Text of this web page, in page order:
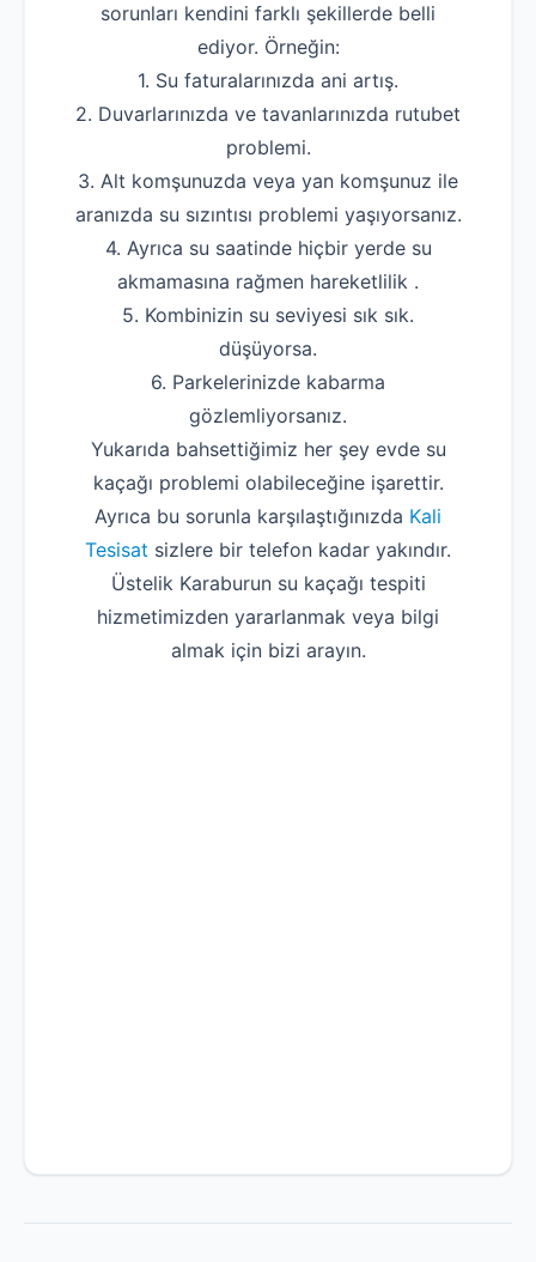
sorunları kendini farklı şekillerde belli
ediyor. Örneğin:
1. Su faturalarınızda ani artış.
2. Duvarlarınızda ve tavanlarınızda rutubet
problemi.
3. Alt komşunuzda veya yan komşunuz ile
aranızda su sızıntısı problemi yaşıyorsanız.
4. Ayrıca su saatinde hiçbir yerde su
akmamasına rağmen hareketlilik .
5. Kombinizin su seviyesi sık sık.
düşüyorsa.
6. Parkelerinizde kabarma
gözlemliyorsanız.
Yukarıda bahsettiğimiz her şey evde su
kaçağı problemi olabileceğine işarettir.
Ayrıca bu sorunla karşılaştığınızda Kali
Tesisat sizlere bir telefon kadar yakındır.
Üstelik Karaburun su kaçağı tespiti
hizmetimizden yararlanmak veya bilgi
almak için bizi arayın.